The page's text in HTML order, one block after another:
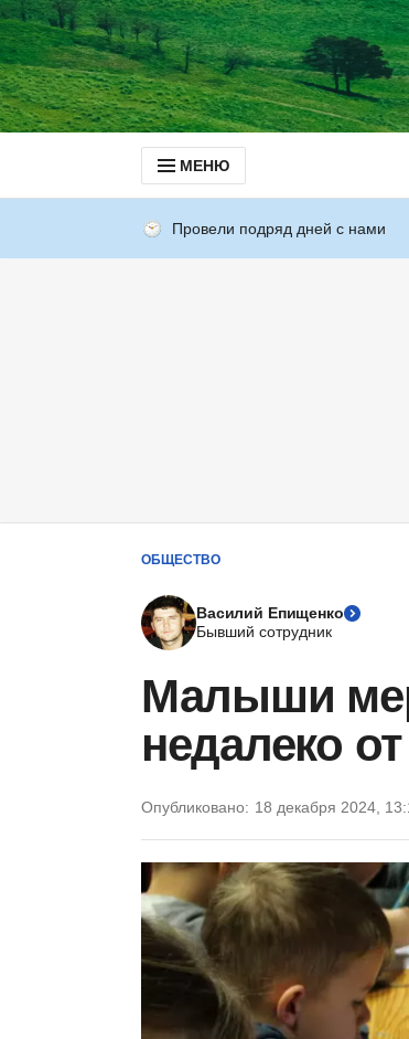
МЕНЮ
Провели подряд дней с нами
ОБЩЕСТВО
Василий Епищенко
Бывший сотрудник
Малыши
недалеко
Опубликовано: 18 декабря 2024,